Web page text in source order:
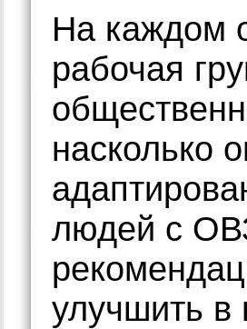
На каждом
рабочая
насколько
людей с
улучшить в